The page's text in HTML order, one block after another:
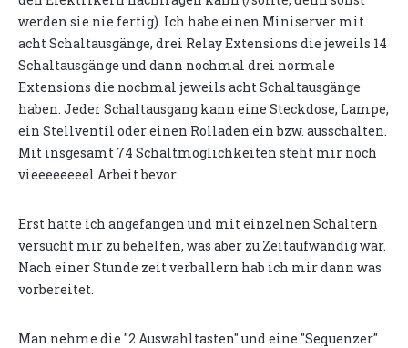
werden sie nie fertig). Ich habe einen Miniserver mit
acht Schaltausgänge, drei Relay Extensions die jeweils 14
Schaltausgänge und dann nochmal drei normale
Extensions die nochmal jeweils acht Schaltausgänge
haben. Jeder Schaltausgang kann eine Steckdose, Lampe,
ein Stellventil oder einen Rolladen ein bzw. ausschalten.
Mit insgesamt 74 Schaltmöglichkeiten steht mir noch
vieeeeeeeel Arbeit bevor.
Erst hatte ich angefangen und mit einzelnen Schaltern
versucht mir zu behelfen, was aber zu Zeitaufwändig war.
Nach einer Stunde zeit verballern hab ich mir dann was
vorbereitet.
Man nehme die "2 Auswahltasten" und eine "Sequenzer"